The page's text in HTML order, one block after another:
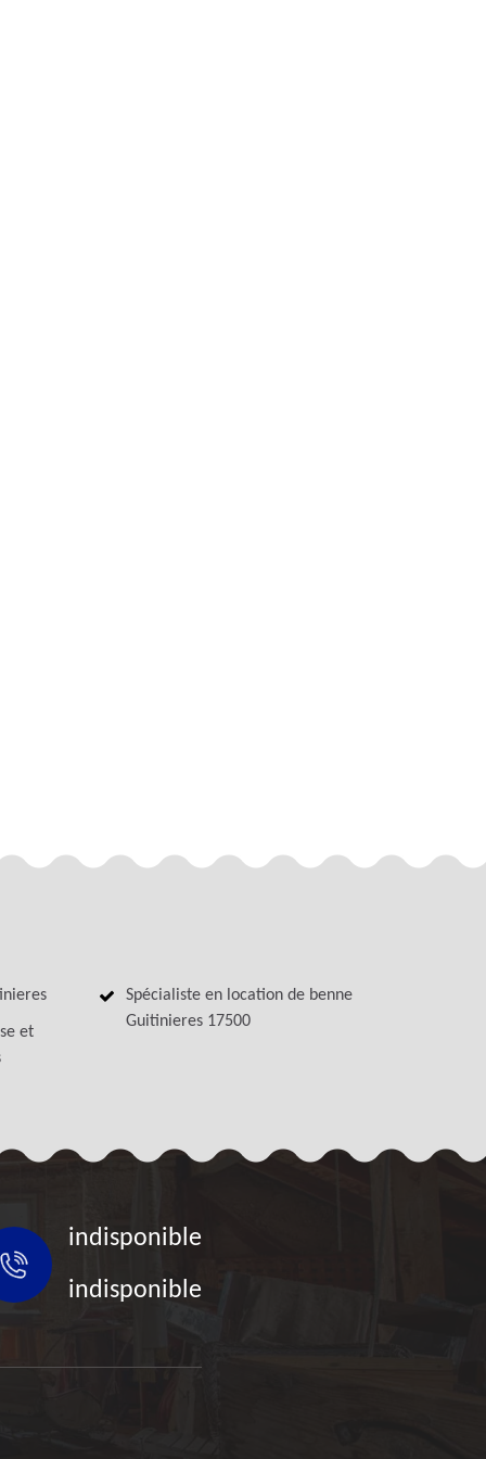
et
Spécialiste en location de benne
Guitinieres 17500
indisponible
indisponible